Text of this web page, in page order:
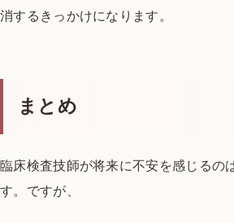
消するきっかけになります。
まとめ
臨床検査技師が将来に不安を感じるの
す。 ですが、